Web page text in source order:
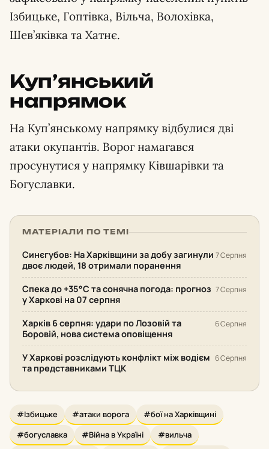
Ізбицьке, Гоптівка, Вільча, Волохівка,
Шев’яківка та Хатнє.
Куп’янський
напрямок
На Куп’янському напрямку відбулися дві
атаки окупантів. Ворог намагався
просунутися у напрямку Ківшарівки та
Богуславки.
МАТЕРІАЛИ ПО ТЕМІ
Синєгубов: На Харківщини за добу загинули
двоє людей, 18 отримали поранення
7 Серпня
Спека до +35°С та сонячна погода: прогноз
у Харкові на 07 серпня
7 Серпня
Харків 6 серпня: удари по Лозовій та
Боровій, нова система оповіщення
6 Серпня
У Харкові розслідують конфлікт між водієм
та представниками ТЦК
6 Серпня
#Ізбицьке #атаки ворога
#бої на Харківщині
#богуславка
#Війна в Україні
#вильча